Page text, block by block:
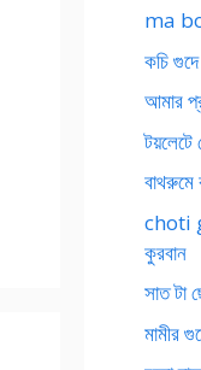
ma
কচি
আমার
টয়লেটে
বাথরুমে
choti
কুরবান
সাত টা
মামীর